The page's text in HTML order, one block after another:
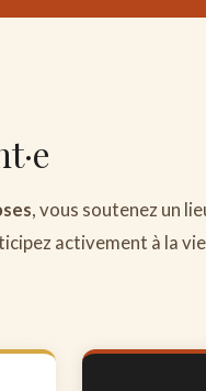
, vous soutenez un
activement à la